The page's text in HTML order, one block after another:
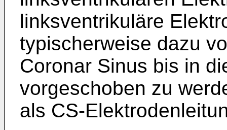
linksventrikuläre
typischerweise dazu
Coronar Sinus bis in
vorgeschoben zu
als CS-